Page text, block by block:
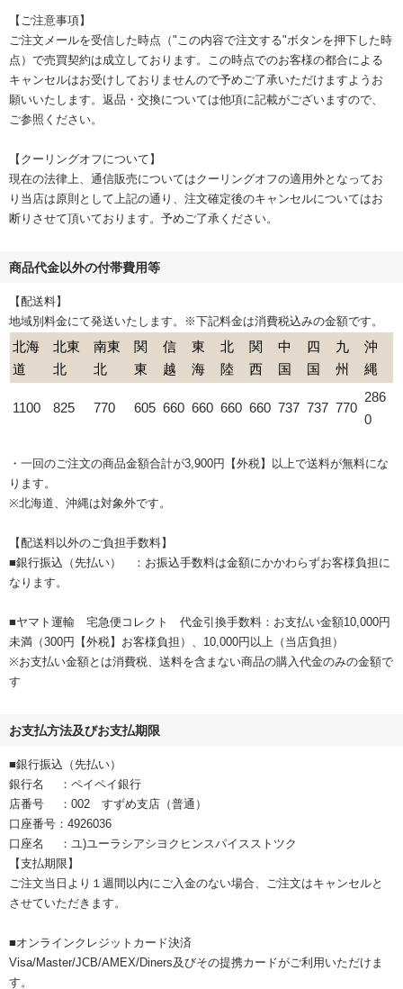
【ご注意事項】
ご注文メールを受信した時点（"この内容で注文する"ボタンを押下した時
点）で売買契約は成立しております。この時点でのお客様の都合による
キャンセルはお受けしておりませんので予めご了承いただけますようお
願いいたします。返品・交換については他項に記載がございますので、
ご参照ください。
【クーリングオフについて】
現在の法律上、通信販売についてはクーリングオフの適用外となってお
り当店は原則として上記の通り、注文確定後のキャンセルについてはお
断りさせて頂いております。予めご了承ください。
商品代金以外の付帯費用等
【配送料】
地域別料金にて発送いたします。※下記料金は消費税込みの金額です。
北海
道
北東
北
南東
北
関
東
信
越
東
海
北
陸
関
西
中
国
四
国
九
州
沖
縄
1100 825 770 605 660 660 660 660 737 737 770
286
0
・一回のご注文の商品金額合計が3,900円【外税】以上で送料が無料にな
ります。
※北海道、沖縄は対象外です。
【配送料以外のご負担手数料】
■銀行振込（先払い） ：お振込手数料は金額にかかわらずお客様負担に
なります。
■ヤマト運輸 宅急便コレクト 代金引換手数料：お支払い金額10,000円
未満（300円【外税】お客様負担）、10,000円以上（当店負担）
※お支払い金額とは消費税、送料を含まない商品の購入代金のみの金額で
す
お支払方法及びお支払期限
■銀行振込（先払い）
銀行名 ：ペイペイ銀行
店番号 ：002 すずめ支店（普通）
口座番号：4926036
口座名 ：ユ)ユーラシアシヨクヒンスパイスストツク
【支払期限】
ご注文当日より１週間以内にご入金のない場合、ご注文はキャンセルと
させていただきます。
■オンラインクレジットカード決済
Visa/Master/JCB/AMEX/Diners及びその提携カードがご利用いただけま
す。